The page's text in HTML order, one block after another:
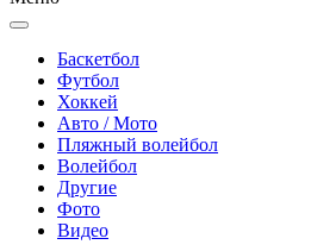
Баскетбол
Футбол
Хоккей
Авто / Мото
Пляжный волейбол
Волейбол
Другие
Фото
Видео